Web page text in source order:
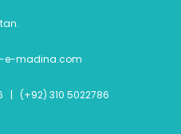
e-madina.com
| (+92) 310 5022786